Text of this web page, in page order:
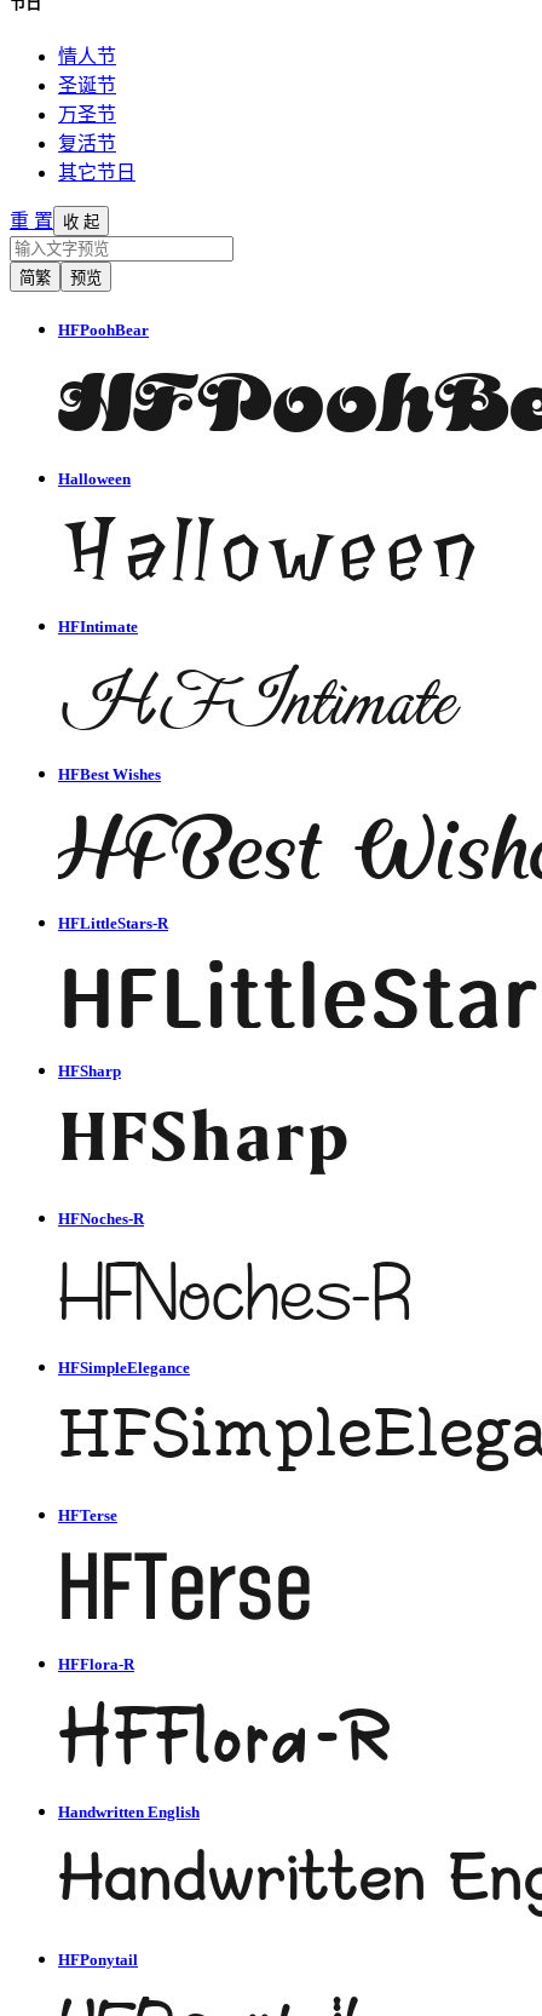
情人节
圣诞节
万圣节
复活节
其它节日
重 置 收 起
简繁 预览
HFPoohBear
Halloween
HFIntimate
HFBest Wishes
HFLittleStars-R
HFSharp
HFNoches-R
HFSimpleElegance
HFTerse
HFFlora-R
Handwritten English
HFPonytail